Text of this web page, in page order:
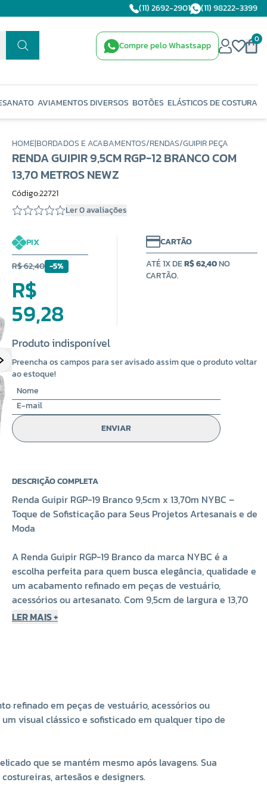
(11) 2692-2901 (11) 98222-3399
Compre pelo Whastsapp
0
AVIAMENTOS DIVERSOS BOTÕES ELÁSTICOS DE COSTURA
HOME|BORDADOS E ACABAMENTOS/RENDAS/GUIPIR PEÇA
RENDA GUIPIR 9,5CM RGP-12 BRANCO COM
13,70 METROS NEWZ
Código:22721
Ler 0 avaliações
PIX
R$ 62,40 -5%
R$
59,28
CARTÃO
ATÉ 1X DER$ 62,40NO
CARTÃO.
Produto indisponível
Preencha os campos para ser avisado assim que o produto voltar
ao estoque!
ENVIAR
DESCRIÇÃO COMPLETA
Renda Guipir RGP-19 Branco 9,5cm x 13,70m NYBC –
Toque de Sofisticação para Seus Projetos Artesanais e de
Moda
A Renda Guipir RGP-19 Branco da marca NYBC é a
escolha perfeita para quem busca elegância, qualidade e
um acabamento refinado em peças de vestuário,
acessórios ou artesanato. Com 9,5cm de largura e 13,70
metros de comprimento, essa renda é ideal para
acabamento delicado que se mantém mesmo após
lavagens. Sua estrutura encorpada e detalhada garante
beleza e versatilidade, sendo um aviamento amplamente
Características Técnicas:
LER MAIS +
refinado em peças de vestuário, acessórios ou
visual clássico e sofisticado em qualquer tipo de
que se mantém mesmo após lavagens. Sua
artesãos e designers.